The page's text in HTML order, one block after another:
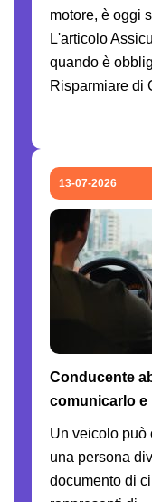
motore, è oggi
L'articolo
quando è
Risparmiare di
13-07-2026
Conducente
comunicarlo e
Un veicolo può
una persona
documento di